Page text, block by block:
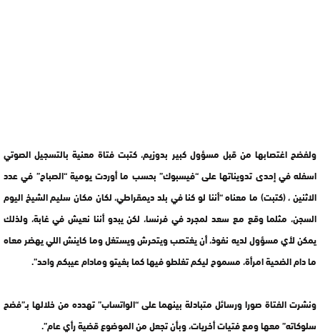
ولفضح اغتصابها من قبل مسؤول كبير بدوزيم، كتبت فتاة معنية بالتسجيل الصوتي
اسفله في إحدى تدويناتها على “فيسبوك” بحسب ما أوردت يومية “الصباح” في عدد
الاثنين ، (كتبت) ما معناه “أننا لو كنا في بلد ديمقراطي، لكان مكان سليم الشيخ اليوم
السجن، مثلما وقع مع سعد لمجرد في فرنسا، لكن يبدو أننا نعيش في غابة، ولذلك
يمكن لأي مسؤول لديه نفوذ، أن يغتصب ويتحرش ويستغل وما كاينش اللي يهضر معاه
ما دام الضحية امرأة، مسموح ليكم تغلطو فيها كما بغيتو ومادام عيبكم واحد”.
ونشرت الفتاة صورا ورسائل متبادلة بينهما على “الواتساب” تهدده من خلالها بـ”فضح
سلوكاته” معها ومع فتيات أخريات، وبأن تجعل من الموضوع قضية رأي عام”.